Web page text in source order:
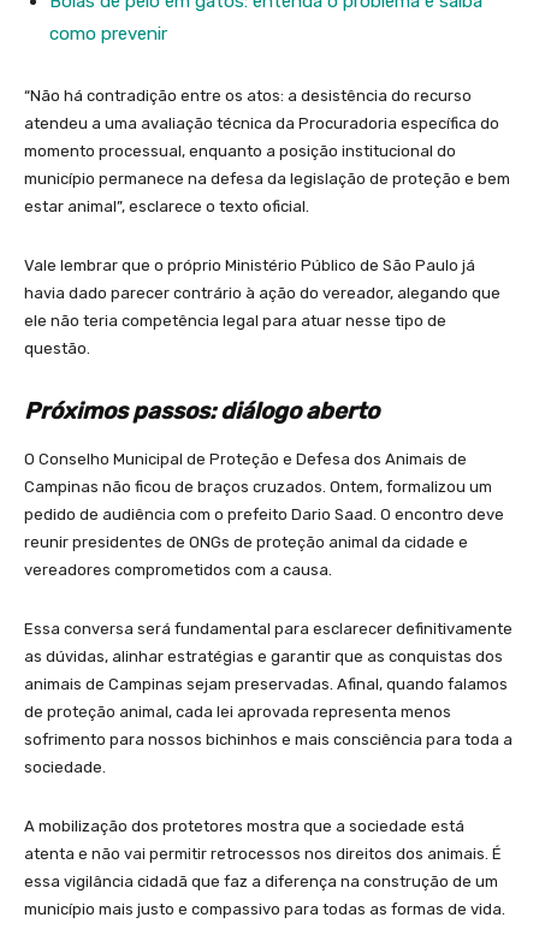
como prevenir
“Não há contradição entre os atos: a desistência do recurso
atendeu a uma avaliação técnica da Procuradoria específica do
momento processual, enquanto a posição institucional do
município permanece na defesa da legislação de proteção e bem
estar animal”, esclarece o texto oficial.
Vale lembrar que o próprio Ministério Público de São Paulo já
havia dado parecer contrário à ação do vereador, alegando que
ele não teria competência legal para atuar nesse tipo de
questão.
Próximos passos: diálogo aberto
O Conselho Municipal de Proteção e Defesa dos Animais de
Campinas não ficou de braços cruzados. Ontem, formalizou um
pedido de audiência com o prefeito Dario Saad. O encontro deve
reunir presidentes de ONGs de proteção animal da cidade e
vereadores comprometidos com a causa.
Essa conversa será fundamental para esclarecer definitivamente
as dúvidas, alinhar estratégias e garantir que as conquistas dos
animais de Campinas sejam preservadas. Afinal, quando falamos
de proteção animal, cada lei aprovada representa menos
sofrimento para nossos bichinhos e mais consciência para toda a
sociedade.
A mobilização dos protetores mostra que a sociedade está
atenta e não vai permitir retrocessos nos direitos dos animais. É
essa vigilância cidadã que faz a diferença na construção de um
município mais justo e compassivo para todas as formas de vida.